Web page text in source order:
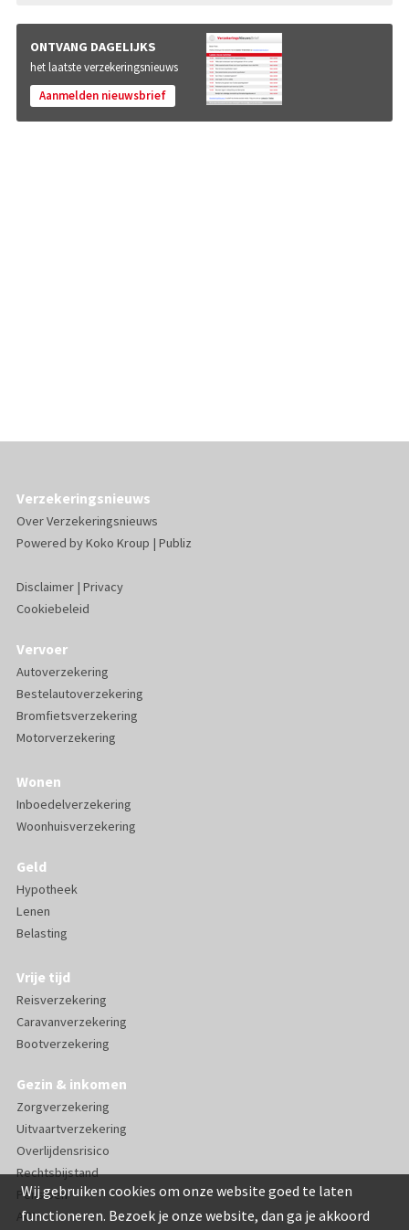
Wij gebruiken cookies om onze website goed te laten
functioneren. Bezoek je onze website, dan ga je akkoord
ONTVANG DAGELIJKS
het laatste verzekeringsnieuws
Aanmelden nieuwsbrief
Verzekeringsnieuws
Over Verzekeringsnieuws
Powered byKoko Kroup | Publiz
Disclaimer| Privacy
Cookiebeleid
Vervoer
Autoverzekering
Bestelautoverzekering
Bromfietsverzekering
Motorverzekering
Wonen
Inboedelverzekering
Woonhuisverzekering
Geld
Hypotheek
Lenen
Belasting
Vrije tijd
Reisverzekering
Caravanverzekering
Bootverzekering
Gezin & inkomen
Zorgverzekering
Uitvaartverzekering
Overlijdensrisico
Rechtsbijstand
Pensioen
AOV